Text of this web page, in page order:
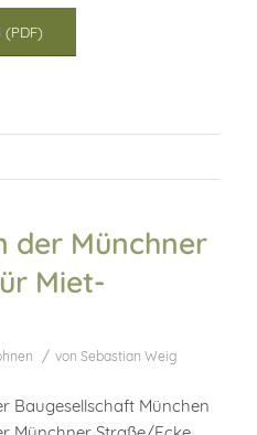
der Münchner
Miet-
/ von Sebastian Weig
Baugesellschaft München